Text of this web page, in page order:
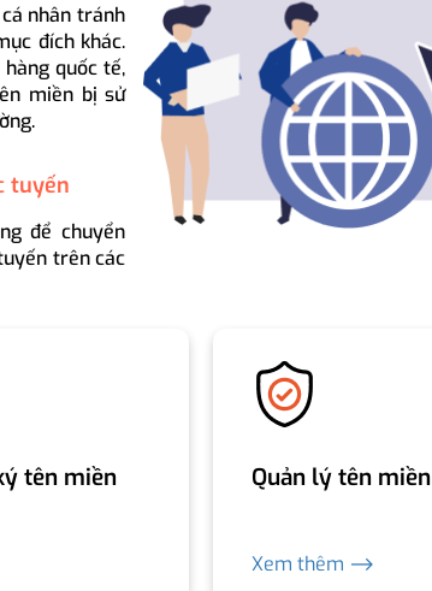
nhân tránh
đích khác.
quốc tế,
miền bị sử
tuyến
để chuyển
trên các
tên miền
Quản lý tên miền
Xem thêm ⟶